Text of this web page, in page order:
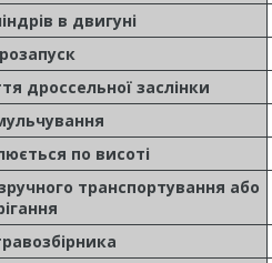
в двигуні
дроссельної заслінки
по висоті
транспортування або